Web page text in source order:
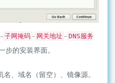
- 子网掩码 - 网关地址 - DNS服务
步的安装界面。
、域名（留空）、镜像源。